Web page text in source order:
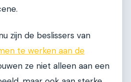
zijn de beslissers van
te werken aan de
ze niet alleen aan een